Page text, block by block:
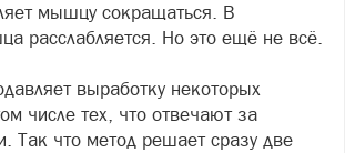
мышцу сокращаться. В
расслабляется. Но это ещё не всё.
выработку некоторых
числе тех, что отвечают за
Так что метод решает сразу две